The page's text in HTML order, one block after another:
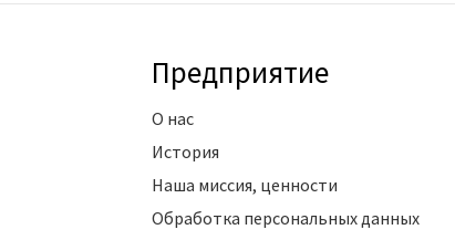
Предприятие
О нас
История
Наша миссия, ценности
Обработка персональных данных